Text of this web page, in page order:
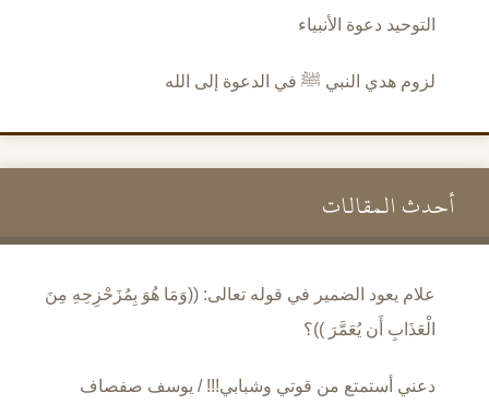
التوحيد دعوة الأنبياء
لزوم هدي النبي ﷺ في الدعوة إلى الله
أحدث المقالات
علام يعود الضمير في قوله تعالى: ((وَمَا هُوَ بِمُزَحْزِحِهِ مِنَ
الْعَذَابِ أَن يُعَمَّرَ ))؟
دعني أستمتع من قوتي وشبابي!!! / يوسف صفصاف